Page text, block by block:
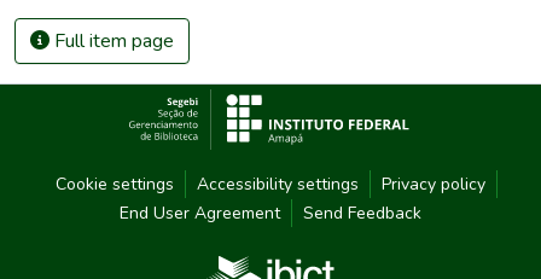
Full item page
Cookie settings Accessibility settings
Privacy policy
End User Agreement
Send Feedback